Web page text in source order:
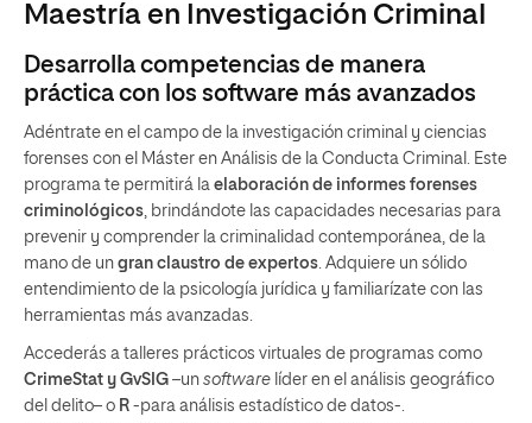
Maestría en Investigación Criminal
Desarrolla competencias de manera
práctica con los software más avanzados
Adéntrate en el campo de la investigación criminal y ciencias
forenses con el Máster en Análisis de la Conducta Criminal. Este
programa te permitirá la elaboración de informes forenses
criminológicos, brindándote las capacidades necesarias para
prevenir y comprender la criminalidad contemporánea, de la
mano de un gran claustro de expertos. Adquiere un sólido
entendimiento de la psicología jurídica y familiarízate con las
herramientas más avanzadas.
Accederás a talleres prácticos virtuales de programas como
CrimeStat y GvSIG –un software líder en el análisis geográfico
del delito– o R -para análisis estadístico de datos-.